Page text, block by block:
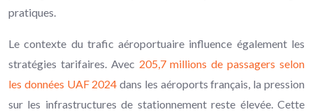
pratiques.
Le contexte du trafic aéroportuaire influence également les
stratégies tarifaires. Avec 205,7 millions de passagers selon
les données UAF 2024 dans les aéroports français, la pression
sur les infrastructures de stationnement reste élevée. Cette